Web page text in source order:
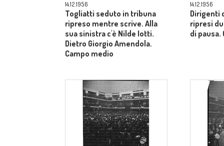
14.12.1956
Togliatti seduto in tribuna
ripreso mentre scrive. Alla
sua sinistra c'è Nilde Iotti.
Dietro Giorgio Amendola.
Campo medio
14.12.1956
Dirigenti
ripresi
di pausa.